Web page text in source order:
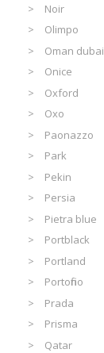
Noir
Olimpo
Oman dubai
Onice
Oxford
Oxo
Paonazzo
Park
Pekin
Persia
Pietra blue
Portblack
Portland
Portofino
Prada
Prisma
Qatar